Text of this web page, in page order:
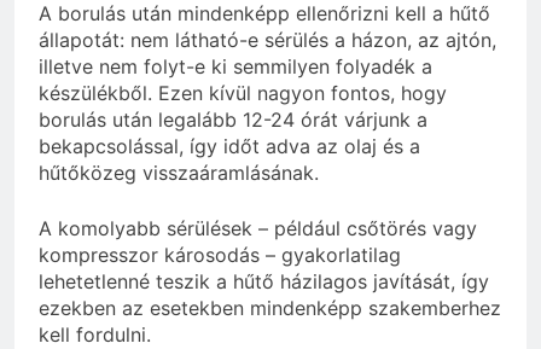
A borulás után mindenképp ellenőrizni kell a hűtő
állapotát: nem látható-e sérülés a házon, az ajtón,
illetve nem folyt-e ki semmilyen folyadék a
készülékből. Ezen kívül nagyon fontos, hogy
borulás után legalább 12-24 órát várjunk a
bekapcsolással, így időt adva az olaj és a
hűtőközeg visszaáramlásának.
A komolyabb sérülések – például csőtörés vagy
kompresszor károsodás – gyakorlatilag
lehetetlenné teszik a hűtő házilagos javítását, így
ezekben az esetekben mindenképp szakemberhez
kell fordulni.